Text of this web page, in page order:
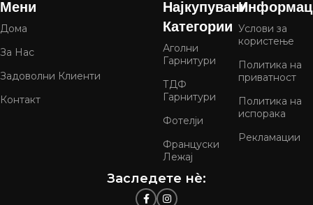
Мени
Дома
За Нас
Задоволни Клиенти
Контакт
Најкупувани
Категории
Аголни
Гарнитури
ТДФ
Гарнитури
Фотелји
Француски
Лежај
Услови за
користење
Политика на
приватност
Политика на
испорака
Рекламации
Заследете нѐ: